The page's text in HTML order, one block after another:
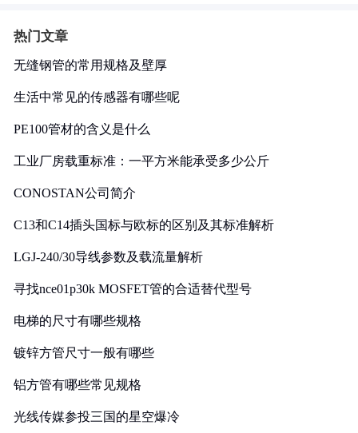
热门文章
无缝钢管的常用规格及壁厚
生活中常见的传感器有哪些呢
PE100管材的含义是什么
工业厂房载重标准：一平方米能承受多少公斤
CONOSTAN公司简介
C13和C14插头国标与欧标的区别及其标准解析
LGJ-240/30导线参数及载流量解析
寻找nce01p30k MOSFET管的合适替代型号
电梯的尺寸有哪些规格
镀锌方管尺寸一般有哪些
铝方管有哪些常见规格
光线传媒参投三国的星空爆冷